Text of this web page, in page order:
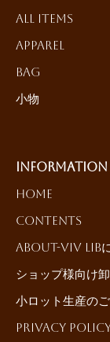
All Items
Apparel
Bag
小物
Information
HOME
Contents
About-ViV LiB
ショップ様向け
小ロット生産の
Privacy